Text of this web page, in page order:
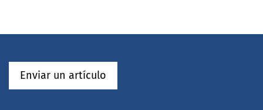
Enviar un artículo